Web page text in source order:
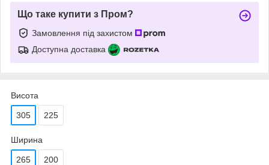
Що таке купити з Пром?
Замовлення під захистом
Доступна доставка
Висота
305 225
Ширина
265 200